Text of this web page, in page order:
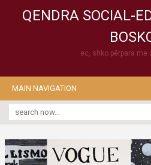
QENDRA SOCIAL-
ec, shko përpara me
MAIN NAVIGATION